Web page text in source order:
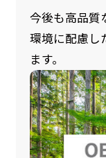
今後も高品質
環境に配慮し
ます。